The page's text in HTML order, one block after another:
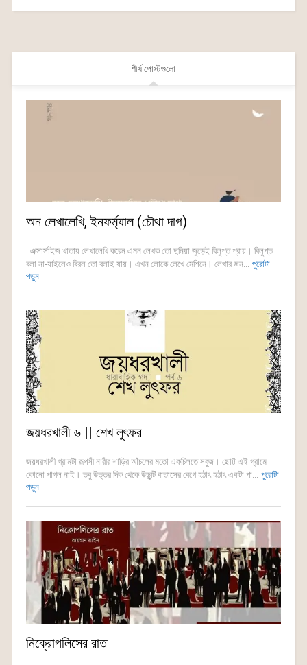
শীর্ষ পোস্টগুলো
অন লেখালেখি, ইনফর্ম্যাল (চৌথা দাগ)
এক্সার্সাইজ খাতায় লেখালেখি করেন এমন লেখক তো দুনিয়া জুড়েই বিলুপ্ত প্রায়। বিলুপ্ত
বলা না-যাইলেও বিরল তো বলাই যায়। এখন লোকে লেখে মেশিনে। লেখার জন... পুরোটা
পড়ুন
জয়ধরখালী ৬ || শেখ লুৎফর
জয়ধরখালী গ্রামটা রূপসী নারীর শাড়ির আঁচলের মতো একচিলতে সবুজ। ছোট্ট এই গ্রামে
কোনো পাগল নাই। তবু উত্তর দিক থেকে উড়ুন্টি বাতাসের বেগে হঠাৎ হঠাৎ একটা পা... পুরোটা
পড়ুন
নিক্রোপলিসের রাত